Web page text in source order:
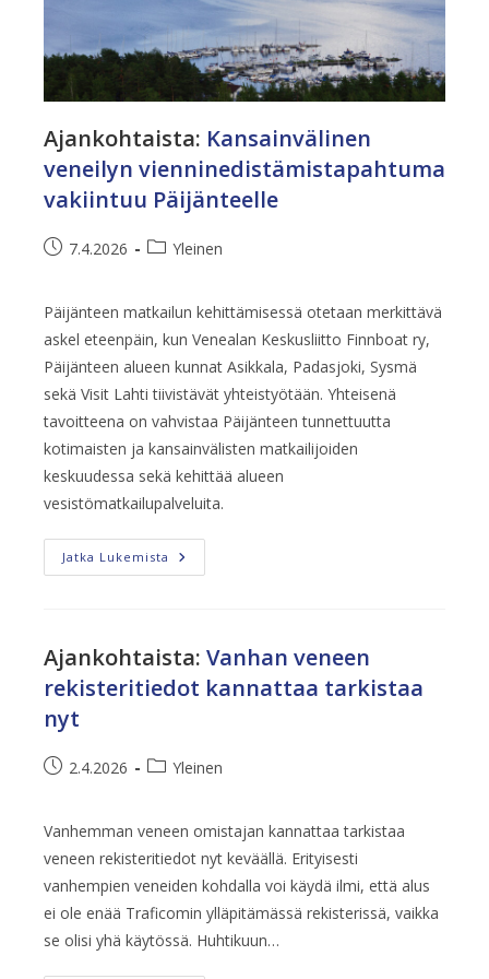
Ajankohtaista: Kansainvälinen
veneilyn vienninedistämistapahtuma
vakiintuu Päijänteelle
Artikkeli7.4.2026
Artikkelin
Yleinen
Päijänteen matkailun kehittämisessä otetaan merkittävä
askel eteenpäin, kun Venealan Keskusliitto Finnboat ry,
Päijänteen alueen kunnat Asikkala, Padasjoki, Sysmä
sekä Visit Lahti tiivistävät yhteistyötään. Yhteisenä
tavoitteena on vahvistaa Päijänteen tunnettuutta
kotimaisten ja kansainvälisten matkailijoiden
keskuudessa sekä kehittää alueen
vesistömatkailupalveluita.
Jatka Lukemista Kansainvälinen
Veneilyn
Ajankohtaista: Vanhan veneen
rekisteritiedot kannattaa tarkistaa
nyt
Artikkeli2.4.2026
Artikkelin
Yleinen
Vanhemman veneen omistajan kannattaa tarkistaa
veneen rekisteritiedot nyt keväällä. Erityisesti
vanhempien veneiden kohdalla voi käydä ilmi, että alus
ei ole enää Traficomin ylläpitämässä rekisterissä, vaikka
se olisi yhä käytössä. Huhtikuun…